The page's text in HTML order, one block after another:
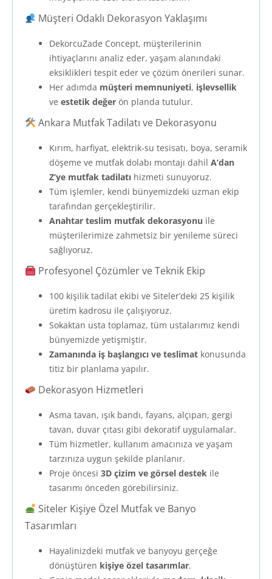
Müşteri Odaklı Dekorasyon Yaklaşımı
DekorcuZade Concept, müşterilerinin
ihtiyaçlarını analiz eder, yaşam alanındaki
eksiklikleri tespit eder ve çözüm önerileri sunar.
Her adımda müşteri memnuniyeti, işlevsellik
ve estetik değer ön planda tutulur.
Ankara Mutfak Tadilatı ve Dekorasyonu
Kırım, harfiyat, elektrik-su tesisatı, boya, seramik
döşeme ve mutfak dolabı montajı dahil A’dan
Z’ye mutfak tadilatı hizmeti sunuyoruz.
Tüm işlemler, kendi bünyemizdeki uzman ekip
tarafından gerçekleştirilir.
Anahtar teslim mutfak dekorasyonu ile
müşterilerimize zahmetsiz bir yenileme süreci
sağlıyoruz.
Profesyonel Çözümler ve Teknik Ekip
100 kişilik tadilat ekibi ve Siteler’deki 25 kişilik
üretim kadrosu ile çalışıyoruz.
Sokaktan usta toplamaz, tüm ustalarımız kendi
bünyemizde yetişmiştir.
Zamanında iş başlangıcı ve teslimat konusunda
titiz bir planlama yapılır.
Dekorasyon Hizmetleri
Asma tavan, ışık bandı, fayans, alçıpan, gergi
tavan, duvar çıtası gibi dekoratif uygulamalar.
Tüm hizmetler, kullanım amacınıza ve yaşam
tarzınıza uygun şekilde planlanır.
Proje öncesi 3D çizim ve görsel destek ile
tasarımı önceden görebilirsiniz.
Siteler Kişiye Özel Mutfak ve Banyo
Tasarımları
Hayalinizdeki mutfak ve banyoyu gerçeğe
dönüştüren kişiye özel tasarımlar.